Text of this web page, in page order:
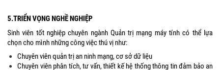
5.TRIỂN VỌNG NGHỀ NGHIỆP
Sinh viên tốt nghiệp chuyên ngành Quản trị mạng máy tính có thể lựa
chọn cho mình những công việc thú vị như:
Chuyên viên quản trị an ninh mạng, cơ sở dữ liệu
Chuyên viên phân tích, tư vấn, thiết kế hệ thống thông tin đảm bảo an